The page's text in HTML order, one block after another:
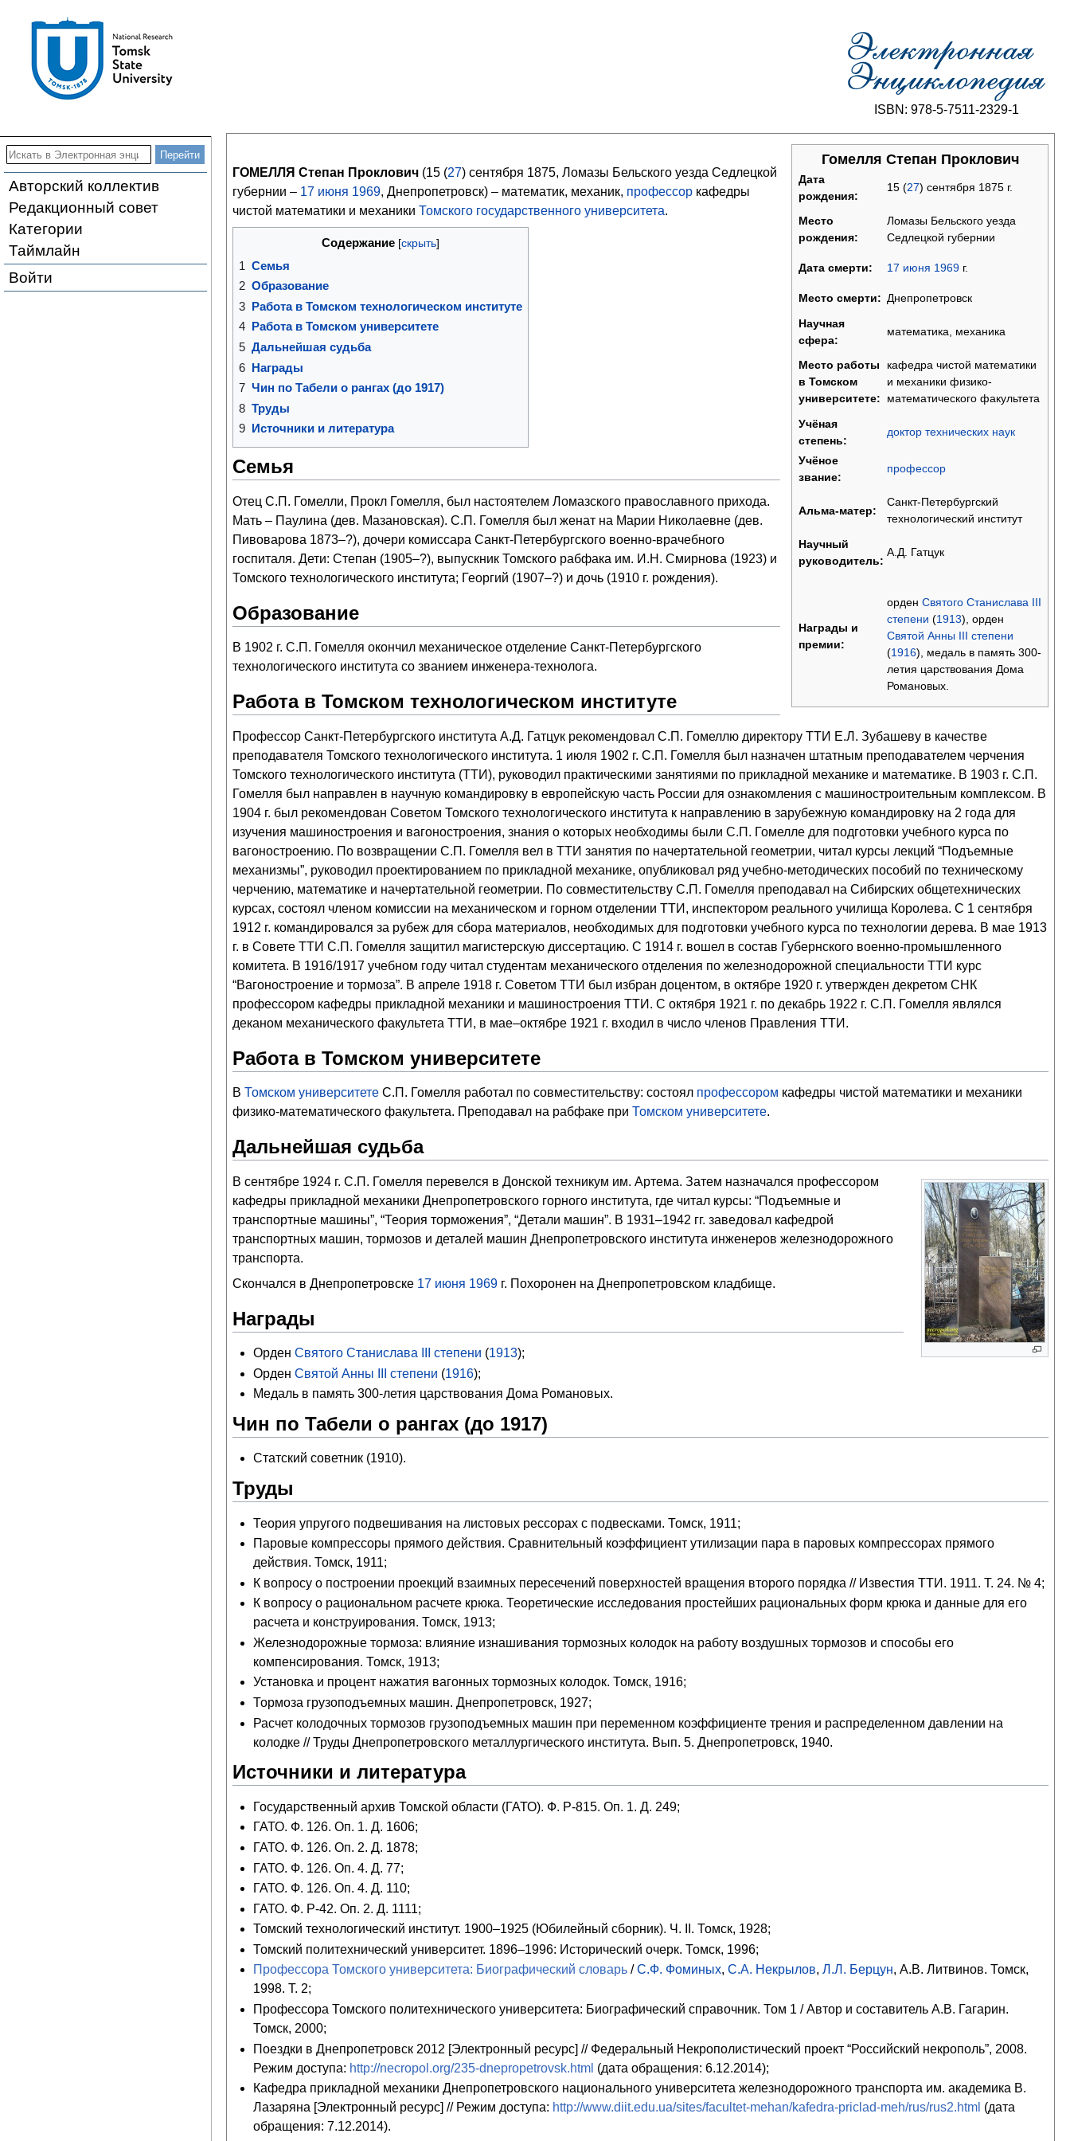
ISBN: 978-5-7511-2329-1
Авторский коллектив
Редакционный совет
Категории
Таймлайн
Войти
Гомелля Степан Проклович
Дата
рождения:
15 (27) сентября 1875 г.
Место
рождения:
Ломазы Бельского уезда
Седлецкой губернии
Дата смерти: 17 июня 1969 г.
Место смерти: Днепропетровск
Научная
сфера:
математика, механика
Место работы
в Томском
университете:
кафедра чистой математики
и механики физико-
математического факультета
Учёная
степень:
доктор технических наук
Учёное
звание:
профессор
Альма-матер:
Санкт-Петербургский
технологический институт
Научный
руководитель:
А.Д. Гатцук
Награды и
премии:
орденСвятого Станислава III
степени (1913), орден
Святой Анны III степени
(1916), медаль в память 300-
летия царствования Дома
Романовых.
ГОМЕЛЛЯ Степан Проклович(15 (27) сентября 1875, Ломазы Бельского уезда Седлецкой
губернии – 17 июня 1969, Днепропетровск) – математик, механик, профессоркафедры
чистой математики и механики Томского государственного университета.
Содержание
1 Семья
2 Образование
3 Работа в Томском технологическом институте
4
Работа в Томском университете
5 Дальнейшая судьба
6 Награды
7 Чин по Табели о рангах (до 1917)
8 Труды
9 Источники и литература
Семья
Отец С.П. Гомелли, Прокл Гомелля, был настоятелем Ломазского православного прихода.
Мать – Паулина (дев. Мазановская). С.П. Гомелля был женат на Марии Николаевне (дев.
Пивоварова 1873–?), дочери комиссара Санкт-Петербургского военно-врачебного
госпиталя. Дети: Степан (1905–?), выпускник Томского рабфака им. И.Н. Смирнова (1923) и
Томского технологического института; Георгий (1907–?) и дочь (1910 г. рождения).
Образование
В 1902 г. С.П. Гомелля окончил механическое отделение Санкт-Петербургского
технологического института со званием инженера-технолога.
Работа в Томском технологическом институте
Профессор Санкт-Петербургского института А.Д. Гатцук рекомендовал С.П. Гомеллю директору ТТИ Е.Л. Зубашеву в качестве
преподавателя Томского технологического института. 1 июля 1902 г. С.П. Гомелля был назначен штатным преподавателем черчения
Томского технологического института (ТТИ), руководил практическими занятиями по прикладной механике и математике. В 1903 г. С.П.
Гомелля был направлен в научную командировку в европейскую часть России для ознакомления с машиностроительным комплексом. В
1904 г. был рекомендован Советом Томского технологического института к направлению в зарубежную командировку на 2 года для
изучения машиностроения и вагоностроения, знания о которых необходимы были С.П. Гомелле для подготовки учебного курса по
вагоностроению. По возвращении С.П. Гомелля вел в ТТИ занятия по начертательной геометрии, читал курсы лекций “Подъемные
механизмы”, руководил проектированием по прикладной механике, опубликовал ряд учебно-методических пособий по техническому
черчению, математике и начертательной геометрии. По совместительству С.П. Гомелля преподавал на Сибирских общетехнических
курсах, состоял членом комиссии на механическом и горном отделении ТТИ, инспектором реального училища Королева. С 1 сентября
1912 г. командировался за рубеж для сбора материалов, необходимых для подготовки учебного курса по технологии дерева. В мае 1913
г. в Совете ТТИ С.П. Гомелля защитил магистерскую диссертацию. С 1914 г. вошел в состав Губернского военно-промышленного
комитета. В 1916/1917 учебном году читал студентам механического отделения по железнодорожной специальности ТТИ курс
“Вагоностроение и тормоза”. В апреле 1918 г. Советом ТТИ был избран доцентом, в октябре 1920 г. утвержден декретом СНК
профессором кафедры прикладной механики и машиностроения ТТИ. С октября 1921 г. по декабрь 1922 г. С.П. Гомелля являлся
деканом механического факультета ТТИ, в мае–октябре 1921 г. входил в число членов Правления ТТИ.
Работа в Томском университете
В Томском университетеС.П. Гомелля работал по совместительству: состоял профессором кафедры чистой математики и механики
физико-математического факультета. Преподавал на рабфаке при Томском университете.
Дальнейшая судьба
В сентябре 1924 г. С.П. Гомелля перевелся в Донской техникум им. Артема. Затем назначался профессором
кафедры прикладной механики Днепропетровского горного института, где читал курсы: “Подъемные и
транспортные машины”, “Теория торможения”, “Детали машин”. В 1931–1942 гг. заведовал кафедрой
транспортных машин, тормозов и деталей машин Днепропетровского института инженеров железнодорожного
транспорта.
Скончался в Днепропетровске 17 июня 1969г. Похоронен на Днепропетровском кладбище.
Награды
Орден Святого Станислава III степени (1913);
Орден Святой Анны III степени (1916);
Медаль в память 300-летия царствования Дома Романовых.
Чин по Табели о рангах (до 1917)
Статский советник (1910).
Труды
Теория упругого подвешивания на листовых рессорах с подвесками. Томск, 1911;
Паровые компрессоры прямого действия. Сравнительный коэффициент утилизации пара в паровых компрессорах прямого
действия. Томск, 1911;
К вопросу о построении проекций взаимных пересечений поверхностей вращения второго порядка // Известия ТТИ. 1911. Т. 24. № 4;
К вопросу о рациональном расчете крюка. Теоретические исследования простейших рациональных форм крюка и данные для его
расчета и конструирования. Томск, 1913;
Железнодорожные тормоза: влияние изнашивания тормозных колодок на работу воздушных тормозов и способы его
компенсирования. Томск, 1913;
Установка и процент нажатия вагонных тормозных колодок. Томск, 1916;
Тормоза грузоподъемных машин. Днепропетровск, 1927;
Расчет колодочных тормозов грузоподъемных машин при переменном коэффициенте трения и распределенном давлении на
колодке // Труды Днепропетровского металлургического института. Вып. 5. Днепропетровск, 1940.
Источники и литература
Государственный архив Томской области (ГАТО). Ф. Р-815. Оп. 1. Д. 249;
ГАТО. Ф. 126. Оп. 1. Д. 1606;
ГАТО. Ф. 126. Оп. 2. Д. 1878;
ГАТО. Ф. 126. Оп. 4. Д. 77;
ГАТО. Ф. 126. Оп. 4. Д. 110;
ГАТО. Ф. Р-42. Оп. 2. Д. 1111;
Томский технологический институт. 1900–1925 (Юбилейный сборник). Ч. II. Томск, 1928;
Томский политехнический университет. 1896–1996: Исторический очерк. Томск, 1996;
Профессора Томского университета: Биографический словарь/ С.Ф. Фоминых, С.А. Некрылов, Л.Л. Берцун, А.В. Литвинов. Томск,
1998. Т. 2;
Профессора Томского политехнического университета: Биографический справочник. Том 1 / Автор и составитель А.В. Гагарин.
Томск, 2000;
Поездки в Днепропетровск 2012 [Электронный ресурс] // Федеральный Некрополистический проект “Российский некрополь”, 2008.
Режим доступа: http://necropol.org/235-dnepropetrovsk.html (дата обращения: 6.12.2014);
Кафедра прикладной механики Днепропетровского национального университета железнодорожного транспорта им. академика В.
Лазаряна [Электронный ресурс] // Режим доступа: http://www.diit.edu.ua/sites/facultet-mehan/kafedra-priclad-meh/rus/rus2.html (дата
обращения: 7.12.2014).